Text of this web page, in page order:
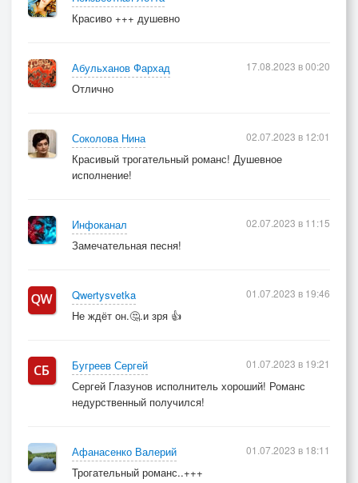
Красиво +++ душевно
Абульханов Фархад
Отлично
17.08.2023 в 00:20
Соколова Нина
Красивый трогательный романс! Душевное
исполнение!
02.07.2023 в 12:01
Инфоканал
Замечательная песня!
02.07.2023 в 11:15
Qwertysvetka
Не ждёт он.🤔.и зря 👍
01.07.2023 в 19:46
Бугреев Сергей
Сергей Глазунов исполнитель хороший! Романс
недурственный получился!
01.07.2023 в 19:21
Афанасенко Валерий
Трогательный романс..+++
01.07.2023 в 18:11